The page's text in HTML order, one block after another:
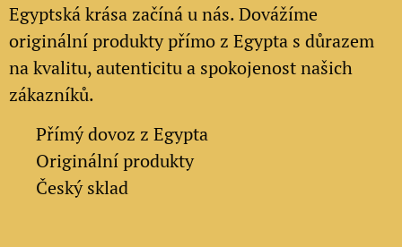
Egyptská krása začíná u nás. Dovážíme
originální produkty přímo z Egypta s důrazem
na kvalitu, autenticitu a spokojenost našich
zákazníků.
Přímý dovoz z Egypta
Originální produkty
✔ Český sklad